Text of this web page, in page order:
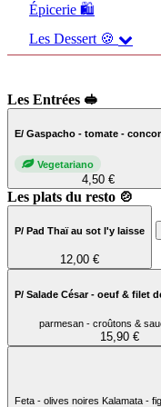
Épicerie 🛍️
Les Dessert 🍪
Les Entrées 🥪
E/ Gaspacho - tomate -
Vegetariano
4,50 €
Les plats du resto 🍲
P/ Pad Thaï au sot l'y laisse
12,00 €
P/ Salade César - oeuf & filet
parmesan - croûtons &
15,90 €
Feta - olives noires Kalamata -